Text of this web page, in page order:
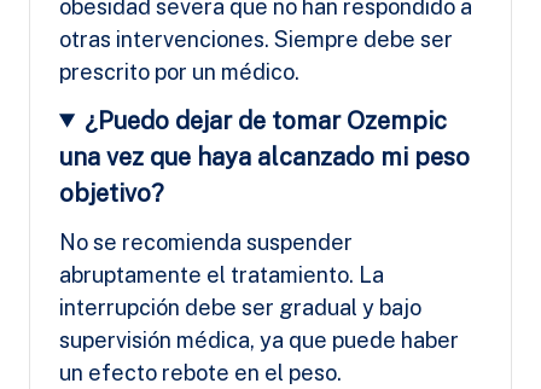
obesidad severa que no han respondido a
otras intervenciones. Siempre debe ser
prescrito por un médico.
¿Puedo dejar de tomar Ozempic
una vez que haya alcanzado mi peso
objetivo?
No se recomienda suspender
abruptamente el tratamiento. La
interrupción debe ser gradual y bajo
supervisión médica, ya que puede haber
un efecto rebote en el peso.